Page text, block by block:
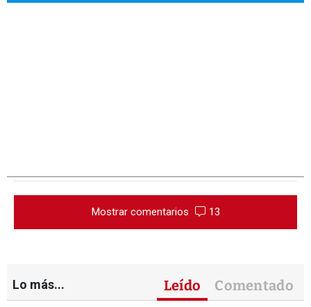
Mostrar comentarios 13
Lo más... Leído Comentado